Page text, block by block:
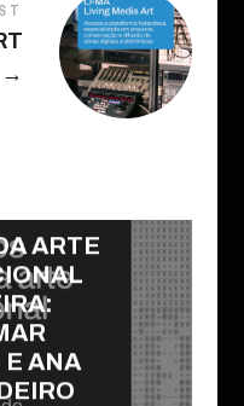
→
ARTE
E ANA